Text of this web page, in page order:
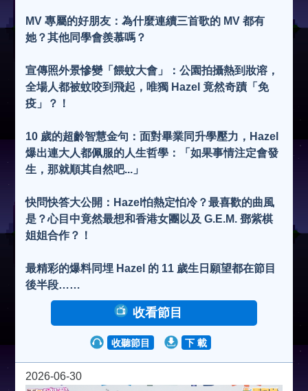
MV 專屬的好朋友：為什麼連續三首歌的 MV 都有
她？其他同學會羨慕嗎？
宣傳照外景慘變「餵蚊大會」：公園拍攝熱到妝溶，
全場人都被蚊咬到飛起，唯獨 Hazel 竟然奇蹟「免
疫」？！
10 歲的超齡智慧金句：面對畢業同升學壓力，Hazel
爆出連大人都佩服的人生哲學：「如果事情注定會發
生，那就順其自然吧...」
快問快答大公開：Hazel怕熱定怕冷？最喜歡的曲風
是？心目中竟然最想和香港女團以及 G.E.M. 鄧紫棋
姐姐合作？！
最精彩的爆料同埋 Hazel 的 11 歲生日願望都在節目
後半段……
收看節目
收聽節目 下 載
2026-06-30